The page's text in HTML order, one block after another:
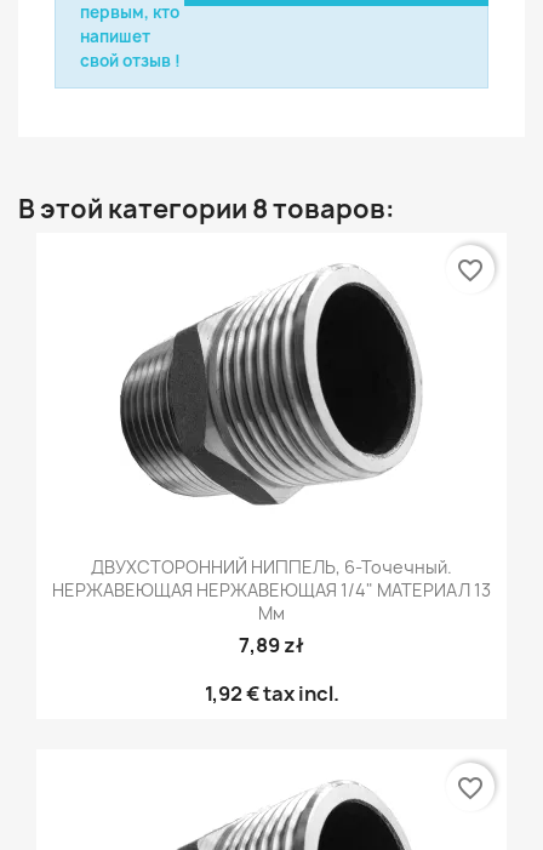
первым, кто
напишет
свой отзыв !
В этой категории 8 товаров:
ДВУХСТОРОННИЙ НИППЕЛЬ, 6-Точечный.
НЕРЖАВЕЮЩАЯ НЕРЖАВЕЮЩАЯ 1/4" МАТЕРИАЛ 13
Мм
7,89 zł
1,92 €tax incl.
favorite_border
favorite_border